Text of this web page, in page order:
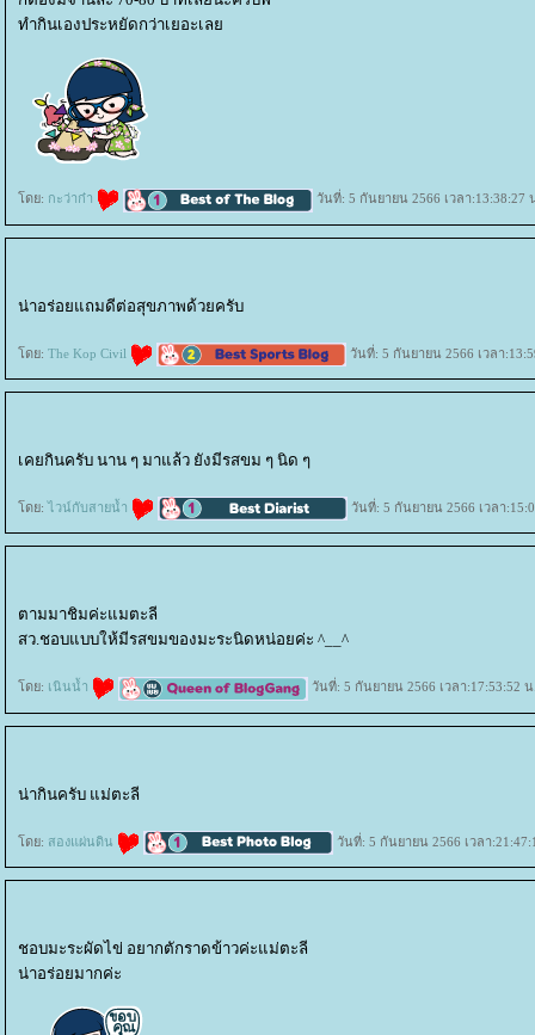
ทำกินเองประหยัดกว่าเยอะเล
ดย: กะว่าก๋า วันที่: 5 กันยายน 2566 เวลา:13:38:27
น่าอร่อยแถมดีต่อสุขภาพด้วยครับ
ดย: The Kop Civil วันที่: 5 กันยายน 2566 เวลา
เคยกินครับ นาน ๆ มาแล้ว ยังมีรสขม ๆ นิด ๆ
ดย:ไวน์กับสายน้ำ วันที่: 5 กันยายน 2566 เวลา
ตามมาชิมค่ะแมตะลี
สว.ชอบแบบให้มีรสขมของมะระนิดหน่อยค่ะ ^__^
ดย: เนินน้ำ วันที่: 5 กันยายน 2566 เวลา:17:53:52
น่ากินครับ แม่ตะลี
ดย: สองแผ่นดิน วันที่: 5 กันยายน 2566 เวลา
ชอบมะระผัดไข่ อยากตักราดข้าวค่ะแม่ตะลี
น่าอร่อยมากค่ะ